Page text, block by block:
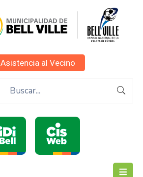
Asistencia al Vecino